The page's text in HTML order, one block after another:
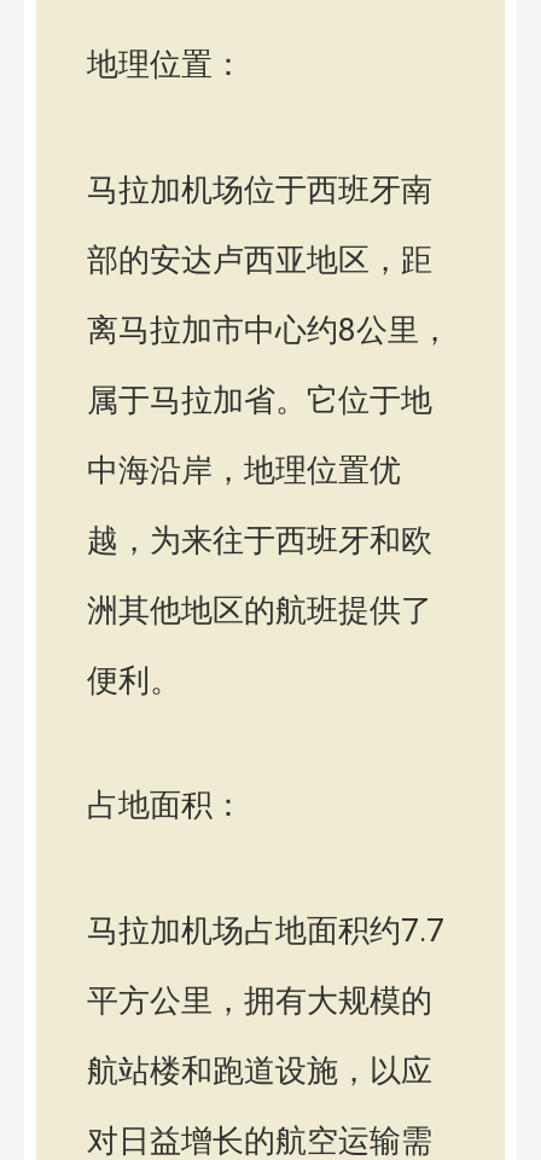
地理位置：
马拉加机场位于西班牙南
部的安达卢西亚地区，距
离马拉加市中心约8公里，
属于马拉加省。它位于地
中海沿岸，地理位置优
越，为来往于西班牙和欧
洲其他地区的航班提供了
便利。
占地面积：
马拉加机场占地面积约7.7
平方公里，拥有大规模的
航站楼和跑道设施，以应
对日益增长的航空运输需